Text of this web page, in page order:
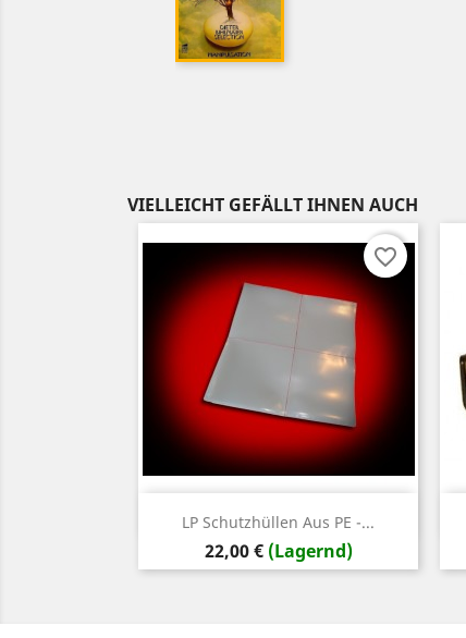
VIELLEICHT GEFÄLLT IHNEN AUCH
LP Schutzhüllen Aus PE -...
Preis
22,00 € (Lagernd)
Vorschau
favorite_border